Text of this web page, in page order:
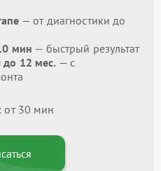
— от диагностики до
мин — быстрый результат
до 12 мес. — с
от 30 мин